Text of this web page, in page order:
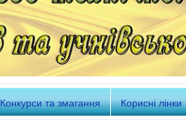
Конкурси та змагання Корисні лінки